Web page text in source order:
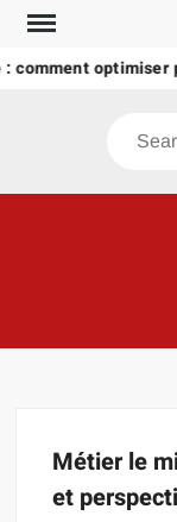
Skip
content
optimiser
Search
Métier le
et